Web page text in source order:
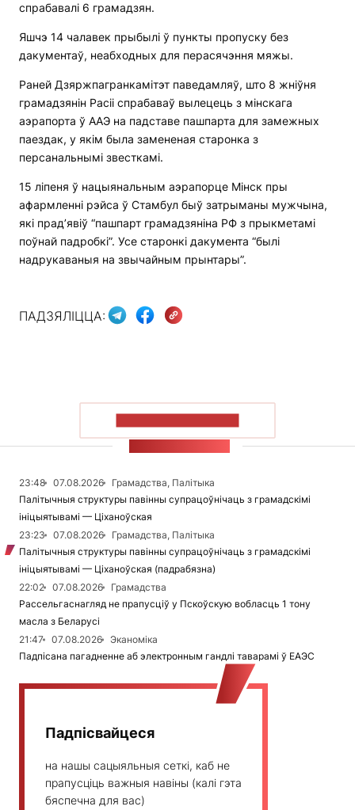
спрабавалі 6 грамадзян.
Яшчэ 14 чалавек прыбылі ў пункты пропуску без
дакументаў, неабходных для перасячэння мяжы.
Раней Дзяржпагранкамітэт паведамляў, што 8 жніўня
грамадзянін Расіі спрабаваў вылецець з мінскага
аэрапорта ў ААЭ на падставе пашпарта для замежных
паездак, у якім была замененая старонка з
персанальнымі звесткамі.
15 ліпеня ў нацыянальным аэрапорце Мінск пры
афармленні рэйса ў Стамбул быў затрыманы мужчына,
які прад’явіў “пашпарт грамадзяніна РФ з прыкметамі
поўнай падробкі”. Усе старонкі дакумента “былі
надрукаваныя на звычайным прынтары”.
ПАДЗЯЛІЦЦА:
23:48 07.08.2026
Грамадства, Палітыка
Палітычныя структуры павінны супрацоўнічаць з грамадскімі
ініцыятывамі — Ціханоўская
23:23
07.08.2026
Грамадства, Палітыка
Палітычныя структуры павінны супрацоўнічаць з грамадскімі
ініцыятывамі — Ціханоўская (падрабязна)
22:02
07.08.2026
Грамадства
Рассельгаснагляд не прапусціў у Пскоўскую вобласць 1 тону
масла з Беларусі
21:47
07.08.2026
Эканоміка
Падпісана пагадненне аб электронным гандлі таварамі ў ЕАЭС
Падпісвайцеся
на нашы сацыяльныя сеткі, каб не
прапусціць важныя навіны (калі гэта
бяспечна для вас)